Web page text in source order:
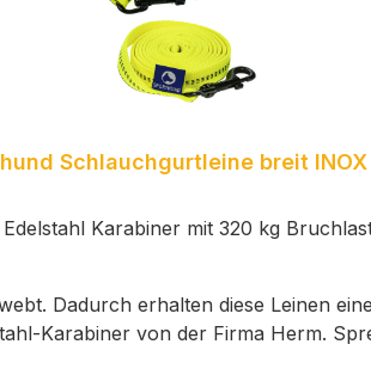
Schlauchgurtleine breit INOX
Edelstahl Karabiner mit 320 kg
Dadurch erhalten diese Leinen
Karabiner von der Firma Herm.